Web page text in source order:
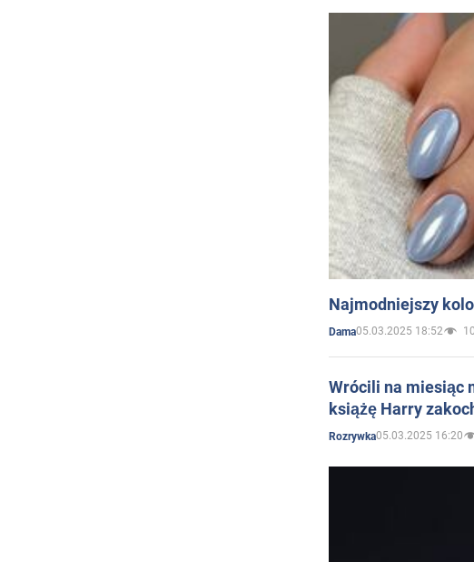
Najmodniejszy
Dama05.03.2025 18:52 10
Wrócili na miesiąc
książę Harry
Rozrywka05.03.2025 16:20